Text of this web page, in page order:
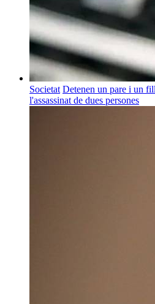
Societat Detenen un pare i un
l'assassinat de dues persones